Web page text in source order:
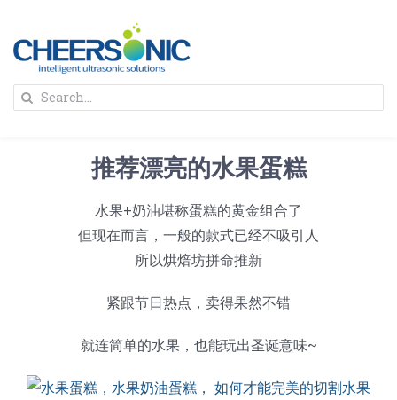
content
蛋糕切割机
圆蛋糕切割机
蛋糕切块机
圆形奶酪切片
超声波设备
Search
推荐漂亮的水果蛋糕
水果+奶油堪称蛋糕的黄金组合了
但现在而言，一般的款式已经不吸引人
所以烘焙坊拼命推新
紧跟节日热点，卖得果然不错
就连简单的水果，也能玩出圣诞意味~